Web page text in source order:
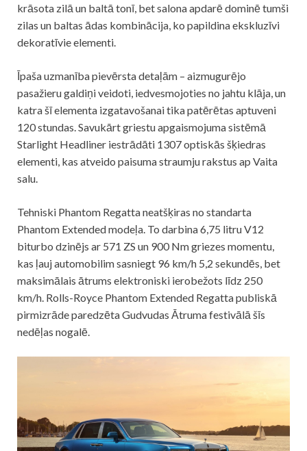
krāsota zilā un baltā tonī, bet salona apdarē dominē tumši
zilas un baltas ādas kombinācija, ko papildina ekskluzīvi
dekoratīvie elementi.
Īpaša uzmanība pievērsta detaļām – aizmugurējo
pasažieru galdiņi veidoti, iedvesmojoties no jahtu klāja, un
katra šī elementa izgatavošanai tika patērētas aptuveni
120 stundas. Savukārt griestu apgaismojuma sistēmā
Starlight Headliner iestrādāti 1307 optiskās šķiedras
elementi, kas atveido paisuma straumju rakstus ap Vaita
salu.
Tehniski Phantom Regatta neatšķiras no standarta
Phantom Extended modeļa. To darbina 6,75 litru V12
biturbo dzinējs ar 571 ZS un 900 Nm griezes momentu,
kas ļauj automobilim sasniegt 96 km/h 5,2 sekundēs, bet
maksimālais ātrums elektroniski ierobežots līdz 250
km/h. Rolls-Royce Phantom Extended Regatta publiskā
pirmizrāde paredzēta Gudvudas Ātruma festivālā šīs
nedēļas nogalē.